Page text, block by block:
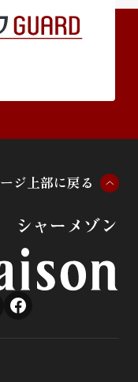
ージ 上部に戻る